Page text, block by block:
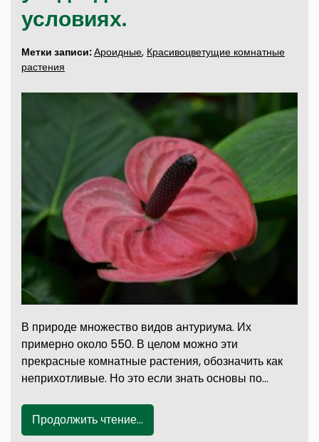
условиях.
Метки записи:Ароидные, Красивоцветущие комнатные
растения
В природе множество видов антуриума. Их
примерно около 550. В целом можно эти
прекрасные комнатные растения, обозначить как
неприхотливые. Но это если знать основы по…
Продолжить чтение...